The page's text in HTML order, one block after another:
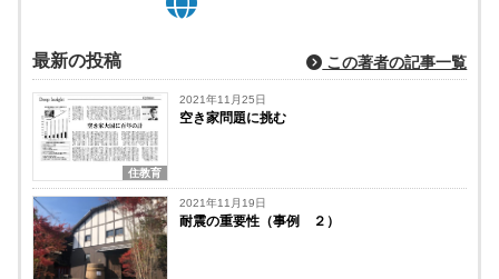
最新の投稿 この著者の記事一覧
住教育
2021年11月25日
空き家問題に挑む
2021年11月19日
耐震の重要性（事例 ２）